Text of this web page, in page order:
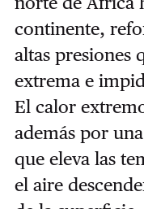
continente,
altas presiones
extrema e
El calor
además por
que eleva las
el aire